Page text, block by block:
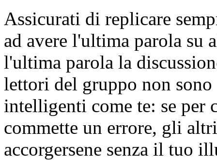
Assicurati di replicare
ad avere l'ultima parola su
l'ultima parola la
lettori del gruppo non sono
intelligenti come te: se per
commette un errore, gli
accorgersene senza il tuo